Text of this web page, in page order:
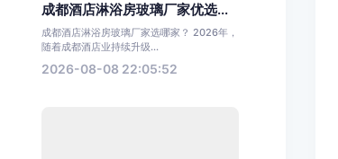
成都酒店淋浴房玻璃厂家优选...
成都酒店淋浴房玻璃厂家选哪家？ 2026年，
随着成都酒店业持续升级...
2026-08-08 22:05:52